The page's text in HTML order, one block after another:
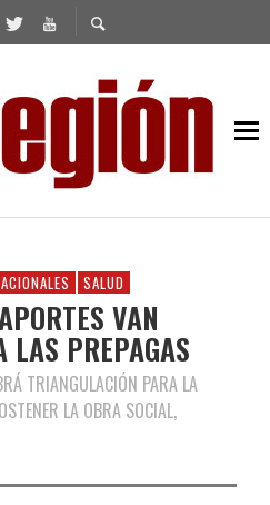
SALUD
VAN
LAS PREPAGAS
TRIANGULACIÓN PARA LA
LA OBRA SOCIAL,